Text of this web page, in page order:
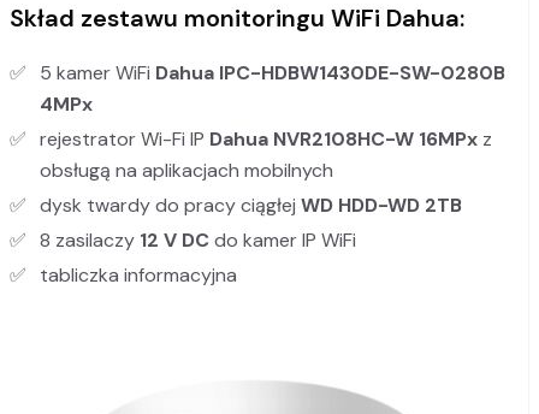
Skład zestawu monitoringu WiFi Dahua:
5 kamer WiFi Dahua IPC-HDBW1430DE-SW-0280B
4MPx
rejestrator Wi-Fi IP Dahua NVR2108HC-W 16MPx z
obsługą na aplikacjach mobilnych
dysk twardy do pracy ciągłej WD HDD-WD 2TB
8 zasilaczy 12 V DCdo kamer IP WiFi
tabliczka informacyjna